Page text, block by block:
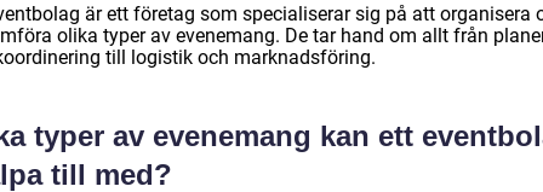
är ett företag som specialiserar sig på att organisera
olika typer av evenemang. De tar hand om allt från
till logistik och marknadsföring.
typer av evenemang kan ett
till med?